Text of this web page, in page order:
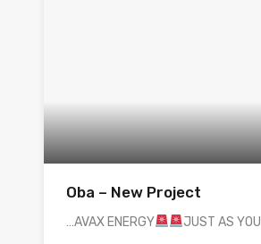
Oba – New Project
AVAX ENERGY JUST AS YOU…